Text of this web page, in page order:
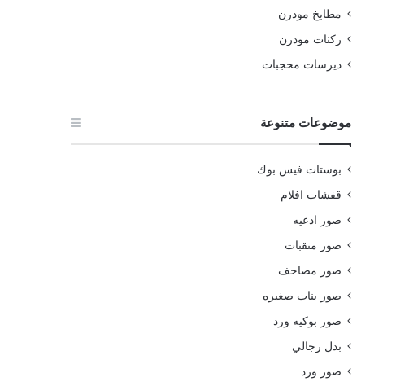
مطابخ مودرن
ركنات مودرن
ديرسات محجبات
موضوعات متنوعة
بوستات فيس بوك
قفشات افلام
صور ادعيه
صور منقبات
صور مصاحف
صور بنات صغيره
صور بوكيه ورد
بدل رجالي
صور ورد